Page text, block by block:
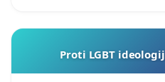
Proti LGBT